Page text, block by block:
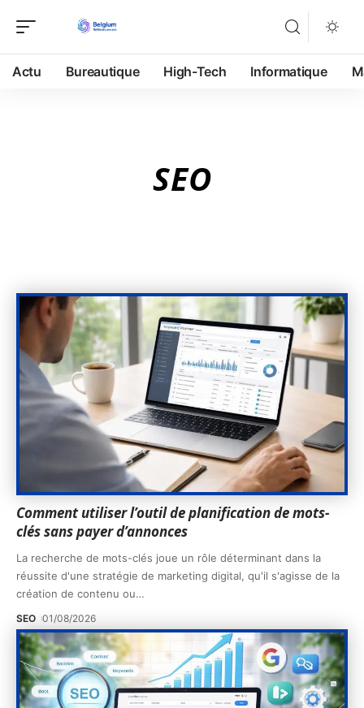
Actu Bureautique High-Tech Informatique
SEO
Comment utiliser l’outil de planification de mots-
clés sans payer d’annonces
La recherche de mots-clés joue un rôle déterminant dans la
réussite d'une stratégie de marketing digital, qu'il s'agisse de la
création de contenu ou…
SEO 01/08/2026